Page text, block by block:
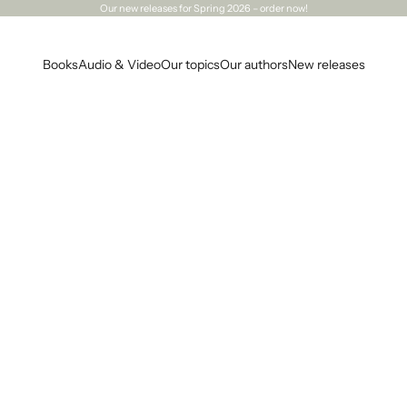
Our new releasesfor Spring 2026 – order now!
BooksAudio & VideoOur topicsOur authorsNew releases